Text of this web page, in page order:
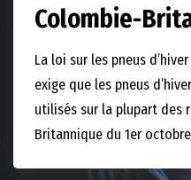
Colombie-
La loi sur les pneus
exige que les pneus
utilisés sur la plupart des
Britannique du 1er